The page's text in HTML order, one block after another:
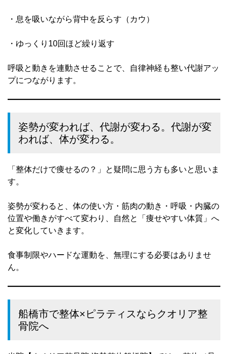
・息を吸いながら背中を反らす（カウ）
・ゆっくり10回ほど繰り返す
呼吸と動きを連動させることで、自律神経も整い代謝アッ
プにつながります。
姿勢が変われば、代謝が変わる。代謝が変
われば、体が変わる。
「整体だけで痩せるの？」と疑問に思う方も多いと思いま
す。
姿勢が変わると、体の使い方・筋肉の動き・呼吸・内臓の
位置や働きがすべて変わり、自然と「痩せやすい体質」へ
と変化していきます。
食事制限やハードな運動を、無理にする必要はありませ
ん。
船橋市で整体×ピラティスならクオリア整
骨院へ